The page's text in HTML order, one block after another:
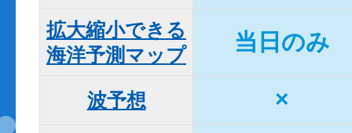
拡大縮小できる
海洋予測マップ
当日のみ
波予想 ×